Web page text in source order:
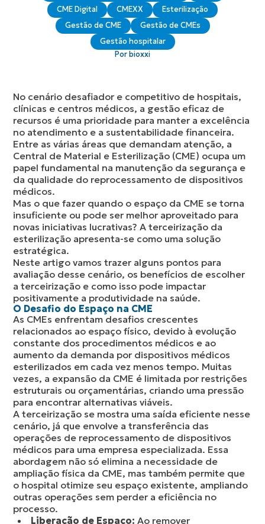
CME Digital
CMEXX
Esterilização
Gestão de CME
Gestão de CMEs
Gestão hospitalar
Por bioxxi
No cenário desafiador e competitivo de hospitais,
clínicas e centros médicos, a gestão eficaz de
recursos é uma prioridade para manter a excelência
no atendimento e a sustentabilidade financeira.
Entre as várias áreas que demandam atenção, a
Central de Material e Esterilização (CME) ocupa um
papel fundamental na manutenção da segurança e
da qualidade do reprocessamento de dispositivos
médicos.
Mas o que fazer quando o espaço da CME se torna
insuficiente ou pode ser melhor aproveitado para
novas iniciativas lucrativas? A terceirização da
esterilização apresenta-se como uma solução
estratégica.
Neste artigo vamos trazer alguns pontos para
avaliação desse cenário, os benefícios de escolher
a terceirização e como isso pode impactar
positivamente a produtividade na saúde.
O Desafio do Espaço na CME
As CMEs enfrentam desafios crescentes
relacionados ao espaço físico, devido à evolução
constante dos procedimentos médicos e ao
aumento da demanda por dispositivos médicos
esterilizados em cada vez menos tempo. Muitas
vezes, a expansão da CME é limitada por restrições
estruturais ou orçamentárias, criando uma pressão
para encontrar alternativas viáveis.
A terceirização se mostra uma saída eficiente nesse
cenário, já que envolve a transferência das
operações de reprocessamento de dispositivos
médicos para uma empresa especializada. Essa
abordagem não só elimina a necessidade de
ampliação física da CME, mas também permite que
o hospital otimize seu espaço existente, ampliando
outras operações sem perder a eficiência no
processo.
Liberação de Espaço: Ao remover